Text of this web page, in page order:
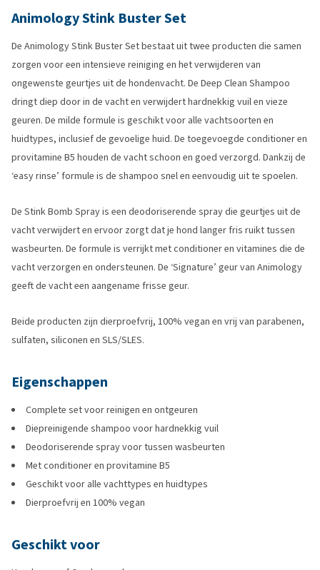
Animology Stink Buster Set
De Animology Stink Buster Set bestaat uit twee producten die samen
zorgen voor een intensieve reiniging en het verwijderen van
ongewenste geurtjes uit de hondenvacht. De Deep Clean Shampoo
dringt diep door in de vacht en verwijdert hardnekkig vuil en vieze
geuren. De milde formule is geschikt voor alle vachtsoorten en
huidtypes, inclusief de gevoelige huid. De toegevoegde conditioner en
provitamine B5 houden de vacht schoon en goed verzorgd. Dankzij de
‘easy rinse’ formule is de shampoo snel en eenvoudig uit te spoelen.
De Stink Bomb Spray is een deodoriserende spray die geurtjes uit de
vacht verwijdert en ervoor zorgt dat je hond langer fris ruikt tussen
wasbeurten. De formule is verrijkt met conditioner en vitamines die de
vacht verzorgen en ondersteunen. De ‘Signature’ geur van Animology
geeft de vacht een aangename frisse geur.
Beide producten zijn dierproefvrij, 100% vegan en vrij van parabenen,
sulfaten, siliconen en SLS/SLES.
Eigenschappen
Complete set voor reinigen en ontgeuren
Diepreinigende shampoo voor hardnekkig vuil
Deodoriserende spray voor tussen wasbeurten
Met conditioner en provitamine B5
Geschikt voor alle vachttypes en huidtypes
Dierproefvrij en 100% vegan
Geschikt voor